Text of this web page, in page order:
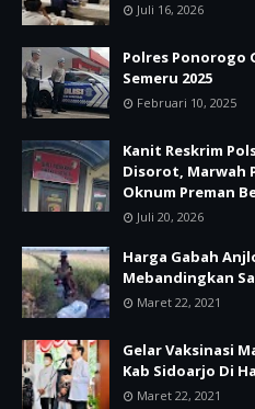
Juli 16, 2026
Polres Ponorogo
Semeru 2025
Februari 10, 2025
Kanit Reskrim
Disorot, Marwah
Oknum Preman
Juli 20, 2026
Harga Gabah
Mebandingkan
Maret 22, 2021
Gelar Vaksinasi
Kab Sidoarjo Di
Maret 22, 2021